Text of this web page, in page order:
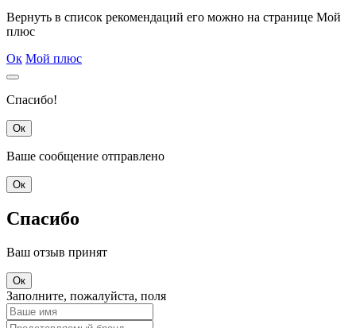
Вернуть в список рекомендаций его можно на странице Мой
плюс
Ок Мой плюс
Спасибо!
Ок
Ваше сообщение отправлено
Ок
Спасибо
Ваш отзыв принят
Ок
Заполните, пожалуйста, поля